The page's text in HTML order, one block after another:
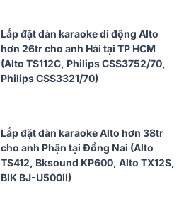
Lắp đặt dàn karaoke di động Alto
hơn 26tr cho anh Hải tại TP HCM
(Alto TS112C, Philips CSS3752/70,
Philips CSS3321/70)
Lắp đặt dàn karaoke Alto hơn 38tr
cho anh Phận tại Đồng Nai (Alto
TS412, Bksound KP600, Alto TX12S,
BIK BJ-U500II)